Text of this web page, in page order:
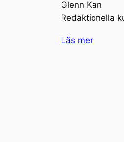
Glenn Kan
Redaktionella
Läs mer